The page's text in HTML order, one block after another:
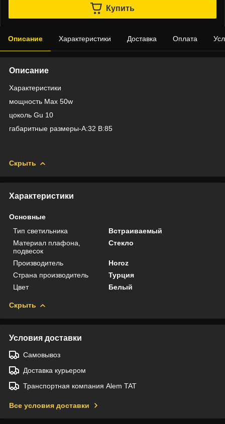
Купить
Описание Характеристики Доставка Оплата
Описание
Характеристики
мощность Max 50w
цоколь Gu 10
габаритные размеры-A:32 B:85
Скрыть
Характеристики
Основные
Тип светильника
Встраиваемый
Материал плафона,
подвесок
Стекло
Производитель
Horoz
Страна производитель
Турция
Цвет
Белый
Скрыть
Условия доставки
Самовывоз
Доставка курьером
Транспортная компания Alem TAT
Все условия доставки